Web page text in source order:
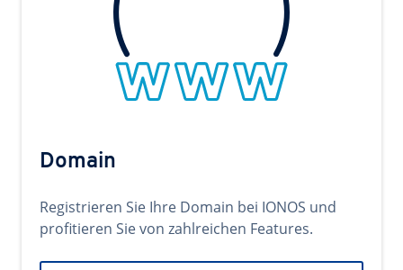
Domain
Registrieren Sie Ihre Domain bei IONOS und
profitieren Sie von zahlreichen Features.